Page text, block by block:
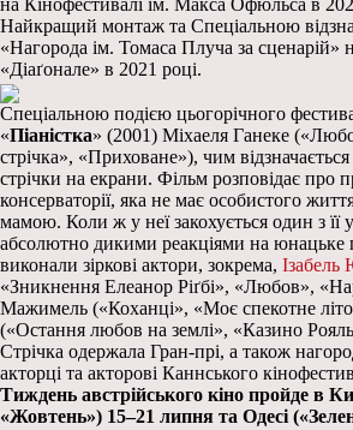
на Кінофестивалі ім. Макса Офюльса в
Найкращий монтаж та Спеціальною
«Нагорода ім. Томаса Плуча за сценарій»
«Діаґонале» в 2021 році.
Спеціальною подією цьогорічного
«Піаністка» (2001) Міхаеля Ганеке
стрічка», «Приховане»), чим
стрічки на екрани. Фільм розповідає про
консерваторії, яка не має особистого
мамою. Коли ж у неї закохується один з її
абсолютно дикими реакціями на юнацьке
виконали зіркові актори, зокрема,
«Зникнення Елеанор Ріґбі», «Любов»,
Мажимель («Коханці», «Моє спекотне
(«Остання любов на землі», «Казино
Стрічка одержала Гран-прі, а також
акторці та акторові Каннського
Тиждень австрійського кіно пройде в
«Жовтень») 15–21 липня та Одесі